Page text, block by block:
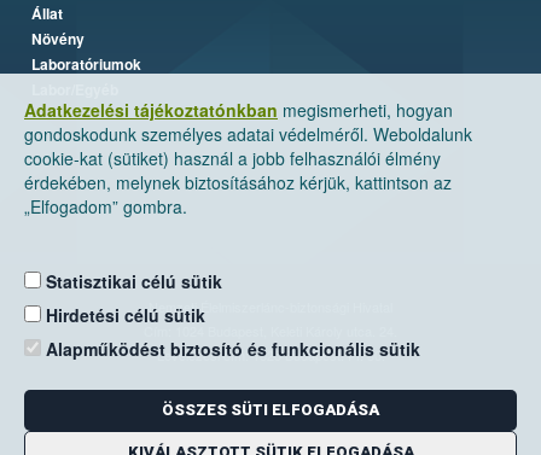
Adatkezelési tájékoztatónkban megismerheti, hogyan
gondoskodunk személyes adatai védelméről. Weboldalunk
cookie-kat (sütiket) használ a jobb felhasználói élmény
érdekében, melynek biztosításához kérjük, kattintson az
„Elfogadom” gombra.
Statisztikai célú sütik
Hirdetési célú sütik
Alapműködést biztosító és funkcionális sütik
ÖSSZES SÜTI ELFOGADÁSA
Állat
Növény
Laboratóriumok
Nemzeti Élelmiszerlánc-biztonsági Hivatal
Levelezési cím: 1525 Budapest. Pf. 30.
E-mail:ugyfelszolgalat@nebih.gov.hu
Zöld szám: 06-80/263-244